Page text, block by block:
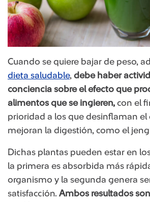
Cuando se quiere bajar de peso,
dieta saludable, debe haber
conciencia sobre el efecto que
alimentos que se ingieren, con el
prioridad a los que desinflaman
mejoran la digestión, como el
Dichas plantas pueden estar en
la primera es absorbida más
organismo y la segunda genera
satisfacción. Ambos resultados